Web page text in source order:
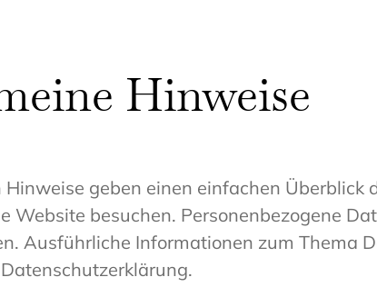
Hinweise
Hinweise geben einen einfachen
Website besuchen. Personenbezogene
Ausführliche Informationen zum Thema